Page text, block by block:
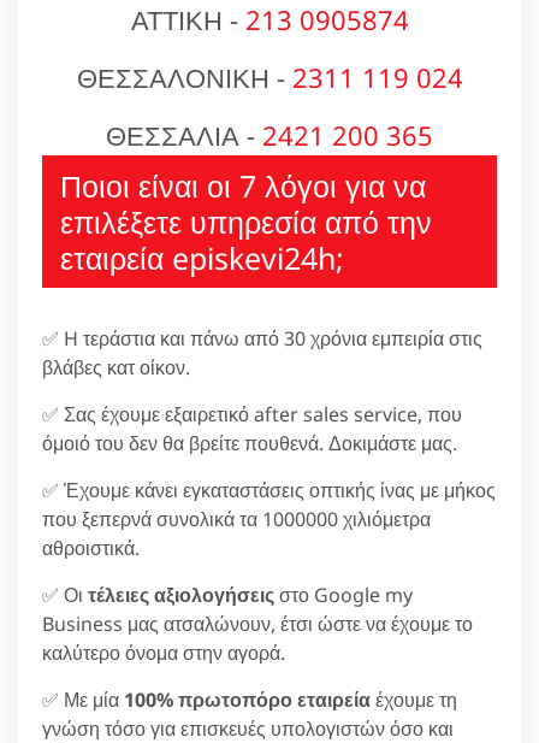
ΑΤΤΙΚΗ - 213 0905874
ΘΕΣΣΑΛΟΝΙΚΗ - 2311 119 024
ΘΕΣΣΑΛΙΑ - 2421 200 365
Ποιοι είναι οι 7 λόγοι για να
επιλέξετε υπηρεσία από την
εταιρεία episkevi24h;
✅ H τεράστια και πάνω από 30 χρόνια εμπειρία στις
βλάβες κατ οίκον.
✅ Σας έχουμε εξαιρετικό after sales service, που
όμοιό του δεν θα βρείτε πουθενά. Δοκιμάστε μας.
✅ Έχουμε κάνει εγκαταστάσεις οπτικής ίνας με μήκος
που ξεπερνά συνολικά τα 1000000 χιλιόμετρα
αθροιστικά.
✅ Οι τέλειες αξιολογήσειςστο Google my
Business μας ατσαλώνουν, έτσι ώστε να έχουμε το
καλύτερο όνομα στην αγορά.
✅ Με μία 100% πρωτοπόρο εταιρείαέχουμε τη
γνώση τόσο για επισκευές υπολογιστών όσο και